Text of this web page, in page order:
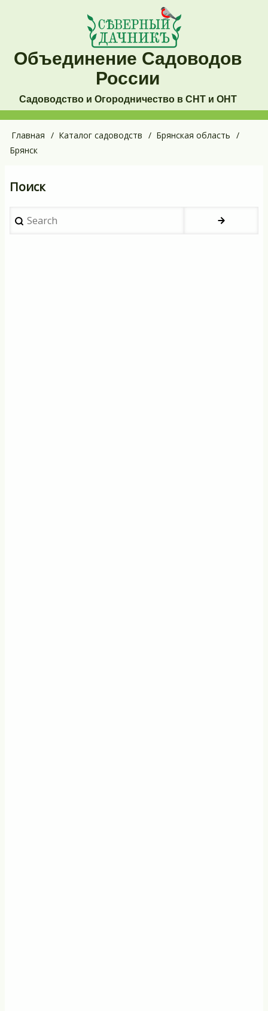
содержанию
Объединение Садоводов
России
Садоводство и Огородничество в СНТ и ОНТ
Основная
навигация
Строка
навигации
Главная Каталог садоводств
Брянская область
Брянск
Поиск
Search